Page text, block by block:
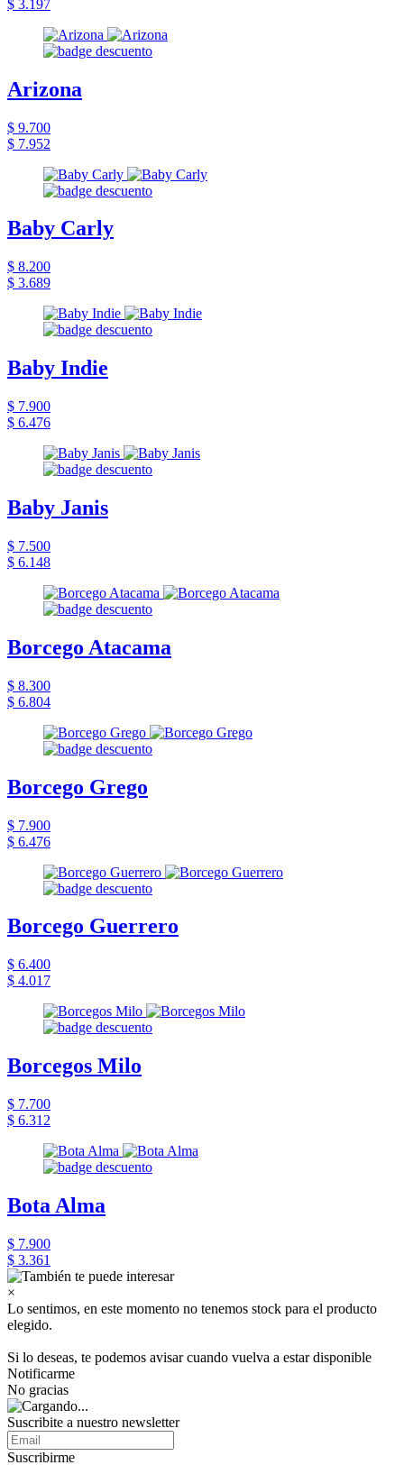
$ 3.197
Arizona
$ 9.700
$ 7.952
Baby Carly
$ 8.200
$ 3.689
Baby Indie
$ 7.900
$ 6.476
Baby Janis
$ 7.500
$ 6.148
Borcego Atacama
$ 8.300
$ 6.804
Borcego Grego
$ 7.900
$ 6.476
Borcego Guerrero
$ 6.400
$ 4.017
Borcegos Milo
$ 7.700
$ 6.312
Bota Alma
$ 7.900
$ 3.361
×
Lo sentimos, en este momento no tenemos stock para el producto
elegido.
Si lo deseas, te podemos avisar cuando vuelva a estar disponible
Notificarme
No gracias
Suscribite a nuestro newsletter
Suscribirme